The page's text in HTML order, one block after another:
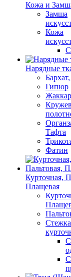
Кожа и
Замша
Кожа
Нарядные
Гипюр
Тафта
Фатин
Курточная,
Плащевая
Стежка